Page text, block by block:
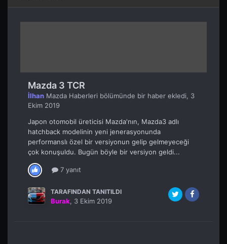
Mazda 3 TCR
İlhan Mazda Haberleri bölümünde bir haber ekledi, 3
Ekim 2019
Japon otomobil üreticisi Mazda'nın, Mazda3 adlı
hatchback modelinin yeni jenerasyonunda
performanslı özel bir versiyonun gelip gelmeyeceği
çok konuşuldu. Bugün böyle bir versiyon geldi...
7 yanıt
TARAFINDAN TANITILDI
Burak, 3 Ekim 2019